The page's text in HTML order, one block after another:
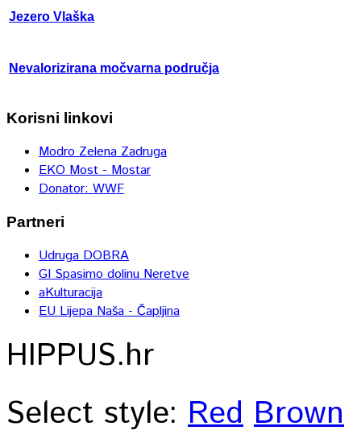
Jezero Vlaška
Nevalorizirana močvarna područja
Korisni linkovi
Modro Zelena Zadruga
EKO Most - Mostar
Donator: WWF
Partneri
Udruga DOBRA
GI Spasimo dolinu Neretve
aKulturacija
EU Lijepa Naša - Čapljina
HIPPUS.hr
Select style: Red Brown